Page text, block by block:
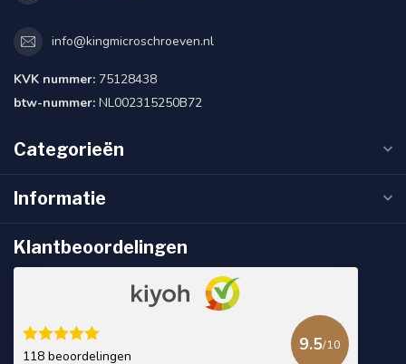
info@kingmicroschroeven.nl
KVK nummer: 75128438
btw-nummer: NL002315250B72
Categorieën
Informatie
Klantbeoordelingen
118 beoordelingen
9.5/10